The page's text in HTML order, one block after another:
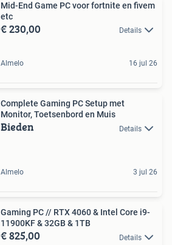
Mid-End Game PC voor fortnite en fivem
etc
€ 230,00 Details
Almelo 16 jul 26
Complete Gaming PC Setup met
Monitor, Toetsenbord en Muis
Bieden Details
Almelo 3 jul 26
Gaming PC // RTX 4060 & Intel Core i9-
11900KF & 32GB & 1TB
€ 825,00 Details